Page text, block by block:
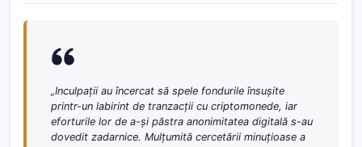
„Inculpații au încercat să spele fondurile însușite
printr-un labirint de tranzacții cu criptomonede, iar
eforturile lor de a-și păstra anonimitatea digitală s-au
dovedit zadarnice. Mulțumită cercetării minuțioase a